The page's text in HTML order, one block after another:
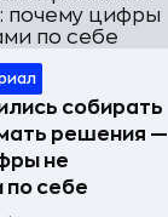
собирать
решения —
не
по себе